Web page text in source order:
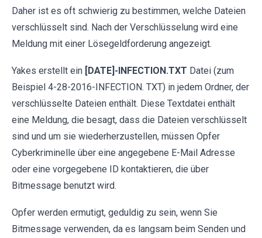
Daher ist es oft schwierig zu bestimmen, welche Dateien
verschlüsselt sind. Nach der Verschlüsselung wird eine
Meldung mit einer Lösegeldforderung angezeigt.
Yakes erstellt ein [DATE]-INFECTION.TXT Datei (zum
Beispiel 4-28-2016-INFECTION. TXT) in jedem Ordner, der
verschlüsselte Dateien enthält. Diese Textdatei enthält
eine Meldung, die besagt, dass die Dateien verschlüsselt
sind und um sie wiederherzustellen, müssen Opfer
Cyberkriminelle über eine angegebene E-Mail Adresse
oder eine vorgegebene ID kontaktieren, die über
Bitmessage benutzt wird.
Opfer werden ermutigt, geduldig zu sein, wenn Sie
Bitmessage verwenden, da es langsam beim Senden und